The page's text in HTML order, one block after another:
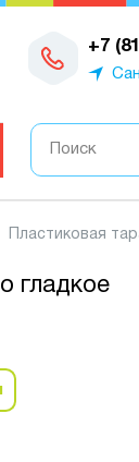
+7
Пластиковая
гладкое